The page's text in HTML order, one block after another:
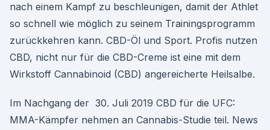
nach einem Kampf zu beschleunigen, damit der Athlet
so schnell wie möglich zu seinem Trainingsprogramm
zurückkehren kann. CBD-Öl und Sport. Profis nutzen
CBD, nicht nur für die CBD-Creme ist eine mit dem
Wirkstoff Cannabinoid (CBD) angereicherte Heilsalbe.
Im Nachgang der 30. Juli 2019 CBD für die UFC:
MMA-Kämpfer nehmen an Cannabis-Studie teil. News